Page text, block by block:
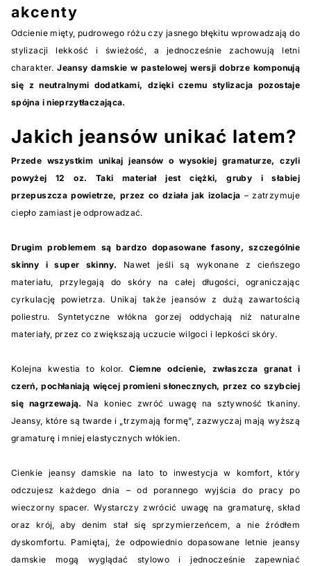
akcenty
Odcienie mięty, pudrowego różu czy jasnego błękitu wprowadzają do
stylizacji lekkość i świeżość, a jednocześnie zachowują letni
charakter.Jeansy damskie w pastelowej wersji dobrze komponują
się z neutralnymi dodatkami, dzięki czemu stylizacja pozostaje
spójna i nieprzytłaczająca.
Jakich jeansów unikać latem?
Przede wszystkim unikaj jeansów o wysokiej gramaturze, czyli
powyżej 12 oz. Taki materiał jest ciężki, gruby i słabiej
przepuszcza powietrze, przez co działa jak izolacja – zatrzymuje
ciepło zamiast je odprowadzać.
Drugim problemem są bardzo dopasowane fasony, szczególnie
skinny i super skinny. Nawet jeśli są wykonane z cieńszego
materiału, przylegają do skóry na całej długości, ograniczając
cyrkulację powietrza. Unikaj także jeansów z dużą zawartością
poliestru. Syntetyczne włókna gorzej oddychają niż naturalne
materiały, przez co zwiększają uczucie wilgoci i lepkości skóry.
Kolejna kwestia to kolor.Ciemne odcienie, zwłaszcza granat i
czerń, pochłaniają więcej promieni słonecznych, przez co szybciej
się nagrzewają.
Na koniec zwróć uwagę na sztywność tkaniny.
Jeansy, które są twarde i „trzymają formę”, zazwyczaj mają wyższą
gramaturę i mniej elastycznych włókien.
Cienkie jeansy damskie na lato to inwestycja w komfort, który
odczujesz każdego dnia – od porannego wyjścia do pracy po
wieczorny spacer. Wystarczy zwrócić uwagę na gramaturę, skład
oraz krój, aby denim stał się sprzymierzeńcem, a nie źródłem
dyskomfortu. Pamiętaj, że odpowiednio dopasowane letnie jeansy
damskie mogą wyglądać stylowo i jednocześnie zapewniać